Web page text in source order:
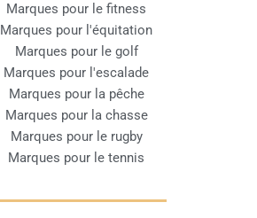
Marques pour le fitness
Marques pour l'équitation
Marques pour le golf
Marques pour l'escalade
Marques pour la pêche
Marques pour la chasse
Marques pour le rugby
Marques pour le tennis